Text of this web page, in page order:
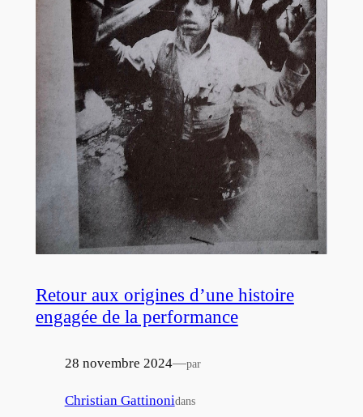
Retour aux origines d’une histoire
engagée de la performance
28 novembre 2024—par
Christian Gattinonidans